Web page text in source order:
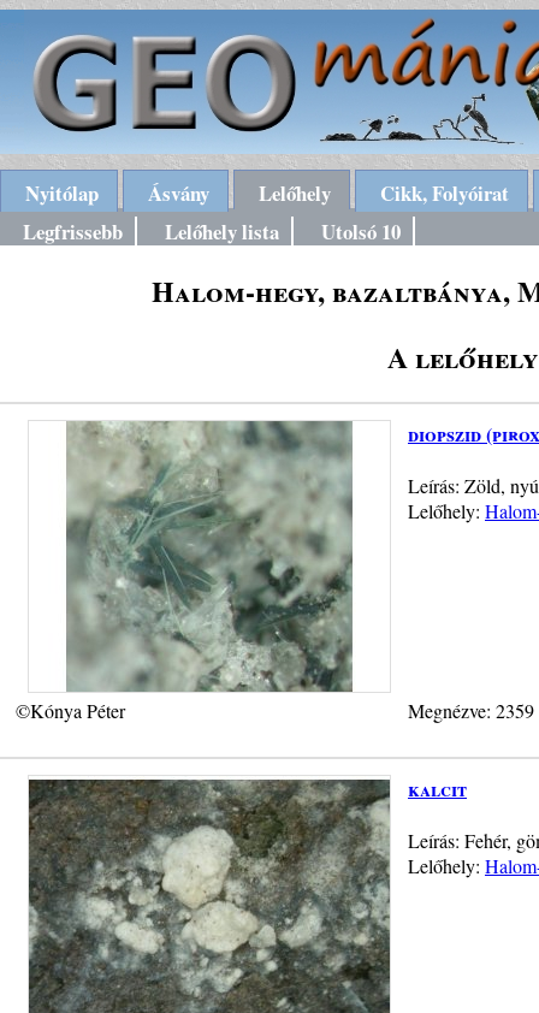
Nyitólap Ásvány Lelőhely
Cikk, Folyóirat
Legfrissebb
Lelőhely lista Utolsó 10
Halom-hegy, bazaltbánya,
A lelőhely
diopszid
Leírás: Zöld,
Lelőhely:
©Kónya Péter Megnézve:
kalcit
Leírás: Fehér,
Lelőhely: